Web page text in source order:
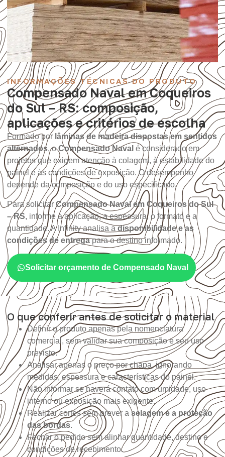
INFORMAÇÕES TÉCNICAS DO PRODUTO
Compensado Naval em Coqueiros
do Sul – RS: composição,
aplicações e critérios de escolha
Formado por lâminas de madeira dispostas em sentidos
alternados, oCompensado Naval é considerado em
projetos que exigem atenção à colagem, à estabilidade do
painel e às condições de exposição. O desempenho
depende da composição e do uso especificado.
Para solicitar Compensado Naval em Coqueiros do Sul
– RS, informe a aplicação, a espessura, o formato e a
quantidade. A Infinity analisa adisponibilidade e as
condições de entregapara o destino informado.
Solicitar orçamento de Compensado Naval
O que conferir antes de solicitar o material
Definir o produto apenas pela nomenclatura
comercial, sem validar sua composição e seu uso
previsto.
Analisar apenas o preço por chapa, ignorando
medidas, espessura e características do painel.
Não informar se haverá contato com umidade, uso
interno ou exposição mais exigente.
Realizar cortes sem prever a selagem e a proteção
das bordas.
Fechar o pedido sem alinhar quantidade, destino e
condições de recebimento.